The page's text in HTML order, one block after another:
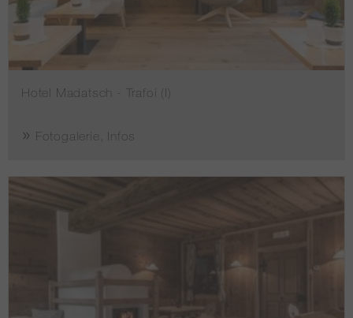
Hotel Madatsch - Trafoi (I)
Fotogalerie, Infos